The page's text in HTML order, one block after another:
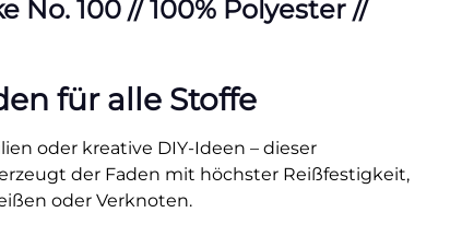
100 // 100% Polyester //
für alle Stoffe
oder kreative DIY-Ideen – dieser
der Faden mit höchster Reißfestigkeit,
oder Verknoten.